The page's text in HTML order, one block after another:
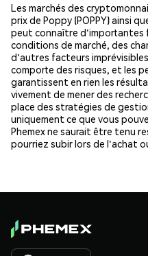
Les marchés des
prix de Poppy (POPPY) ainsi
peut connaître d'importantes
conditions de marché, des
d'autres facteurs
comporte des risques, et les
garantissent en rien les
vivement de mener des
place des stratégies de
uniquement ce que vous
Phemex ne saurait être tenu
pourriez subir lors de l'achat